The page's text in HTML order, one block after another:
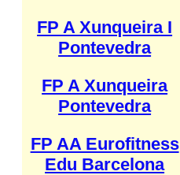
FP A Xunqueira I
Pontevedra
FP A Xunqueira
Pontevedra
FP AA Eurofitness
Edu Barcelona